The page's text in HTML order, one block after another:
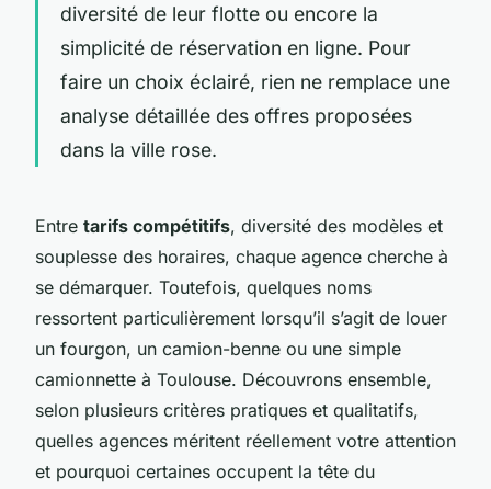
diversité de leur flotte ou encore la
simplicité de réservation en ligne. Pour
faire un choix éclairé, rien ne remplace une
analyse détaillée des offres proposées
dans la ville rose.
Entre tarifs compétitifs, diversité des modèles et
souplesse des horaires, chaque agence cherche à
se démarquer. Toutefois, quelques noms
ressortent particulièrement lorsqu’il s’agit de louer
un fourgon, un camion-benne ou une simple
camionnette à Toulouse. Découvrons ensemble,
selon plusieurs critères pratiques et qualitatifs,
quelles agences méritent réellement votre attention
et pourquoi certaines occupent la tête du